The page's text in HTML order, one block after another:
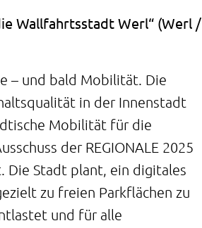
Wallfahrtsstadt Werl“ (Werl /
– und bald Mobilität. Die
in der Innenstadt
Mobilität für die
der REGIONALE 2025
Die Stadt plant, ein digitales
zu freien Parkflächen zu
und für alle